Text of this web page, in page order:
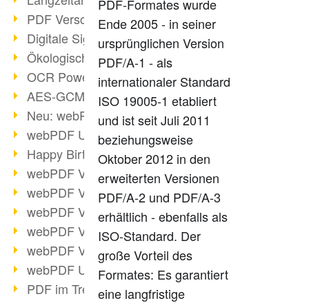
PDF Verschlüsselung
Digitale Signaturen
Ökologischen Abdruck reduzieren
OCR Power für Profis
AES-GCM-Unterstützung (PDF 2.0)
Neu: webPDF Developer Hub
webPDF Update 9.0.0.2898
Happy Birthday, PDF!
webPDF Video-Session 4
webPDF Video-Session 3
webPDF Video-Session 2
webPDF Video-Session 1
webPDF Video-Session Termine
webPDF Update 9.0.0.2843
PDF im Trend
PDF-Formates wurde
Ende 2005 - in seiner
ursprünglichen Version
PDF/A-1 - als
internationaler Standard
ISO 19005-1 etabliert
und ist seit Juli 2011
beziehungsweise
Oktober 2012 in den
erweiterten Versionen
PDF/A-2 und PDF/A-3
erhältlich - ebenfalls als
ISO-Standard. Der
große Vorteil des
Formates: Es garantiert
eine langfristige